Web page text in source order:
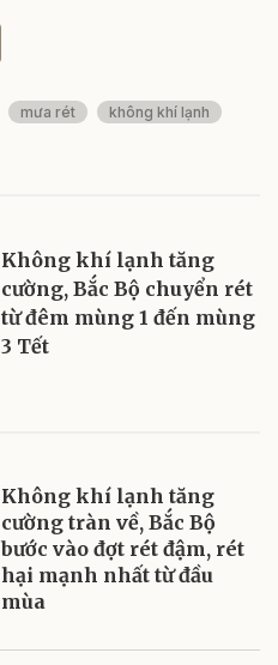
mưa rét
không khí lạnh
Không khí lạnh tăng
cường, Bắc Bộ chuyển rét
từ đêm mùng 1 đến mùng
3 Tết
Không khí lạnh tăng
cường tràn về, Bắc Bộ
bước vào đợt rét đậm, rét
hại mạnh nhất từ đầu
mùa